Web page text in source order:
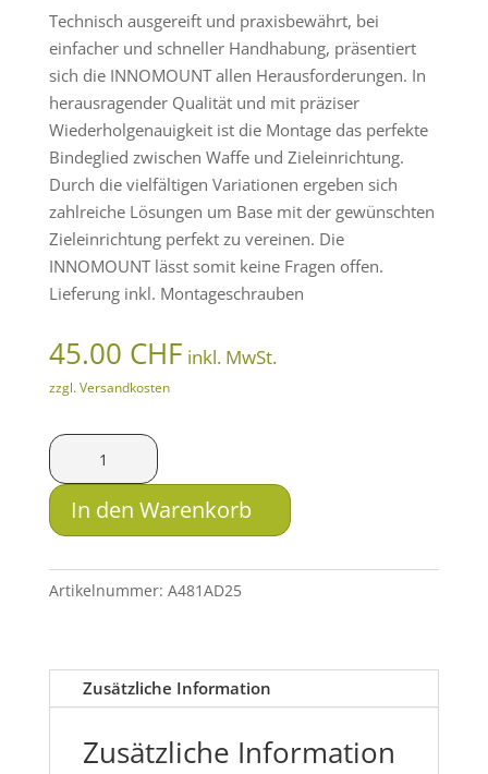
Technisch ausgereift und praxisbewährt, bei
einfacher und schneller Handhabung, präsentiert
sich die INNOMOUNT allen Herausforderungen. In
herausragender Qualität und mit präziser
Wiederholgenauigkeit ist die Montage das perfekte
Bindeglied zwischen Waffe und Zieleinrichtung.
Durch die vielfältigen Variationen ergeben sich
zahlreiche Lösungen um Base mit der gewünschten
Zieleinrichtung perfekt zu vereinen. Die
INNOMOUNT lässt somit keine Fragen offen.
Lieferung inkl. Montageschrauben
45.00 CHF inkl. MwSt.
zzgl. Versandkosten
Innomount
Base
-
Weaver
-
Menge
In den Warenkorb
Artikelnummer: A481AD25
Zusätzliche Information
Zusätzliche Information